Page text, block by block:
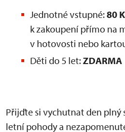
Jednotné vstupné:80
k zakoupení přímo na
v hotovosti nebo
Děti do 5 let:ZDARMA
Přijďte si vychutnat den plný
letní pohody a